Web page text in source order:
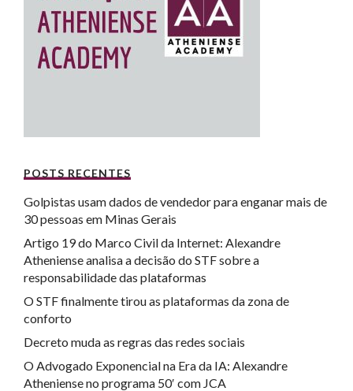
POSTS RECENTES
Golpistas usam dados de vendedor para enganar mais de
30 pessoas em Minas Gerais
Artigo 19 do Marco Civil da Internet: Alexandre
Atheniense analisa a decisão do STF sobre a
responsabilidade das plataformas
O STF finalmente tirou as plataformas da zona de
conforto
Decreto muda as regras das redes sociais
O Advogado Exponencial na Era da IA: Alexandre
Atheniense no programa 50′ com JCA